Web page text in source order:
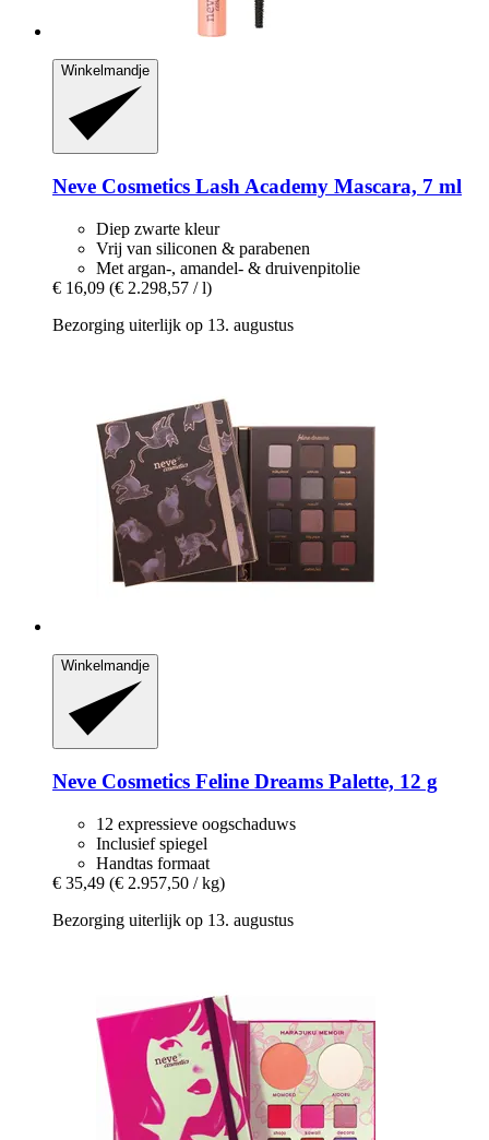
Winkelmandje
Neve Cosmetics Lash Academy Mascara, 7 ml
Diep zwarte kleur
Vrij van siliconen & parabenen
Met argan-, amandel- & druivenpitolie
€ 16,09 (€ 2.298,57 / l)
Bezorging uiterlijk op 13. augustus
Winkelmandje
Neve Cosmetics Feline Dreams Palette, 12 g
12 expressieve oogschaduws
Inclusief spiegel
Handtas formaat
€ 35,49 (€ 2.957,50 / kg)
Bezorging uiterlijk op 13. augustus